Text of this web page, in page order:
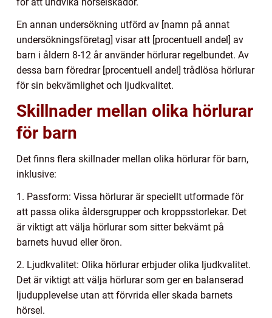
En annan undersökning utförd av [namn på annat
undersökningsföretag] visar att [procentuell andel] av
barn i åldern 8-12 år använder hörlurar regelbundet. Av
dessa barn föredrar [procentuell andel] trådlösa hörlurar
för sin bekvämlighet och ljudkvalitet.
Skillnader mellan olika hörlurar
för barn
Det finns flera skillnader mellan olika hörlurar för barn,
inklusive:
1. Passform: Vissa hörlurar är speciellt utformade för
att passa olika åldersgrupper och kroppsstorlekar. Det
är viktigt att välja hörlurar som sitter bekvämt på
barnets huvud eller öron.
2. Ljudkvalitet: Olika hörlurar erbjuder olika ljudkvalitet.
Det är viktigt att välja hörlurar som ger en balanserad
ljudupplevelse utan att förvrida eller skada barnets
hörsel.